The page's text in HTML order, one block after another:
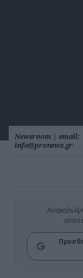
Newsroom | email:
info@pronews.gr